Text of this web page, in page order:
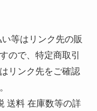
等はリンク先の販
ので、特定商取引
リンク先をご確認
送料 在庫数等の詳